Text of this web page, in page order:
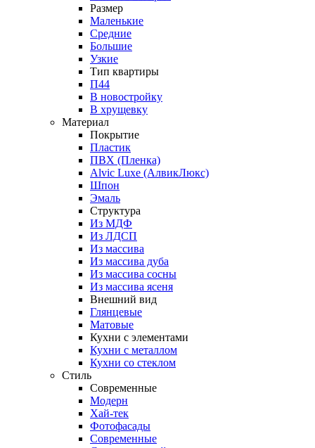
Размер
Маленькие
Средние
Большие
Узкие
Тип квартиры
П44
В новостройку
В хрущевку
Материал
Покрытие
Пластик
ПВХ (Пленка)
Alvic Luxe (АлвикЛюкс)
Шпон
Эмаль
Структура
Из МДФ
Из ЛДСП
Из массива
Из массива дуба
Из массива сосны
Из массива ясеня
Внешний вид
Глянцевые
Матовые
Кухни с элементами
Кухни с металлом
Кухни со стеклом
Стиль
Современные
Модерн
Хай-тек
Фотофасады
Современные